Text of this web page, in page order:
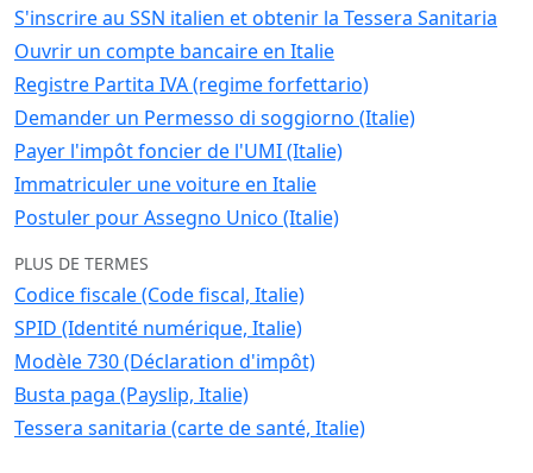
S'inscrire au SSN italien et obtenir la Tessera Sanitaria
Ouvrir un compte bancaire en Italie
Registre Partita IVA (regime forfettario)
Demander un Permesso di soggiorno (Italie)
Payer l'impôt foncier de l'UMI (Italie)
Immatriculer une voiture en Italie
Postuler pour Assegno Unico (Italie)
PLUS DE TERMES
Codice fiscale (Code fiscal, Italie)
SPID (Identité numérique, Italie)
Modèle 730 (Déclaration d'impôt)
Busta paga (Payslip, Italie)
Tessera sanitaria (carte de santé, Italie)